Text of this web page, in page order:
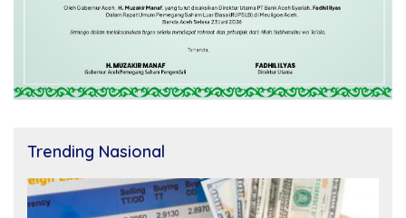
Trending Nasional